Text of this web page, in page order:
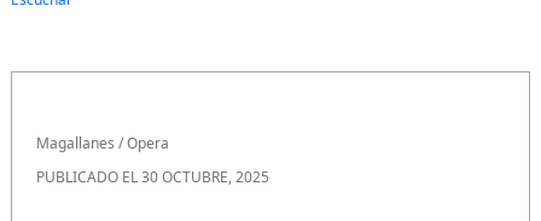
Magallanes /Opera
PUBLICADO EL 30 OCTUBRE, 2025